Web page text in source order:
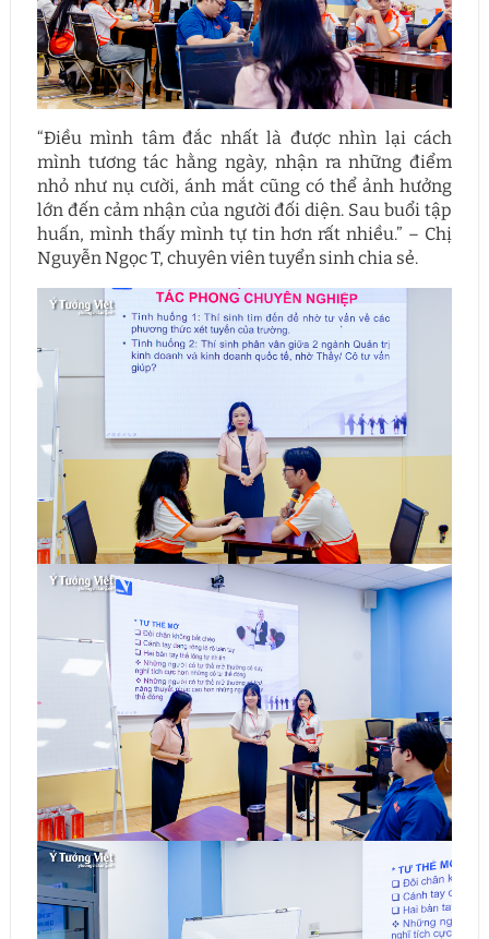
“Điều mình tâm đắc nhất là được nhìn lại cách
mình tương tác hằng ngày, nhận ra những điểm
nhỏ như nụ cười, ánh mắt cũng có thể ảnh hưởng
lớn đến cảm nhận của người đối diện. Sau buổi tập
huấn, mình thấy mình tự tin hơn rất nhiều.” – Chị
Nguyễn Ngọc T, chuyên viên tuyển sinh chia sẻ.